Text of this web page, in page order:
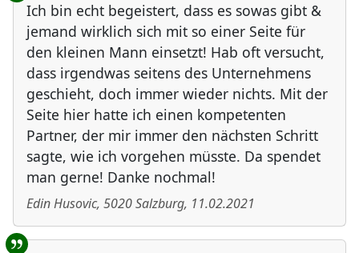
Ich bin echt begeistert, dass es sowas gibt &
jemand wirklich sich mit so einer Seite für
den kleinen Mann einsetzt! Hab oft versucht,
dass irgendwas seitens des Unternehmens
geschieht, doch immer wieder nichts. Mit der
Seite hier hatte ich einen kompetenten
Partner, der mir immer den nächsten Schritt
sagte, wie ich vorgehen müsste. Da spendet
man gerne! Danke nochmal!
Edin Husovic, 5020Salzburg, 11.02.2021